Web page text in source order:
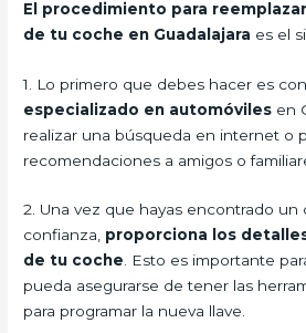
El procedimiento para
de tu coche en Guadalajara es el
1. Lo primero que debes hacer es
especializado en automóviles en
realizar una búsqueda en internet o
recomendaciones a amigos o
2. Una vez que hayas encontrado un
confianza, proporciona los
de tu coche. Esto es importante
pueda asegurarse de tener las
para programar la nueva llave.